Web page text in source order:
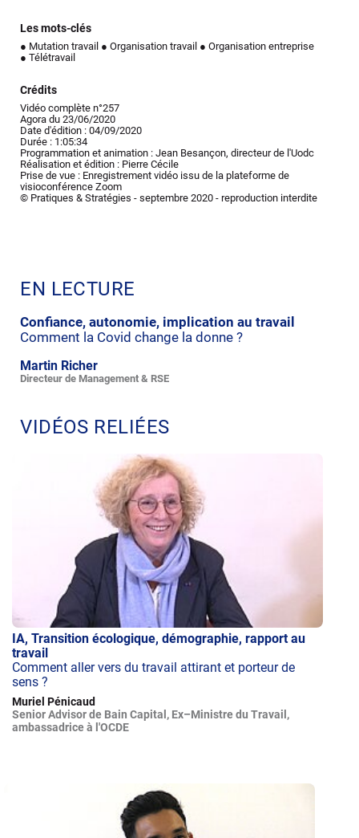
Les mots-clés
● Mutation travail ● Organisation travail ● Organisation entreprise
● Télétravail
Crédits
Vidéo complète n°257
Agora du 23/06/2020
Date d'édition : 04/09/2020
Durée : 1:05:34
Programmation et animation : Jean Besançon, directeur de l'Uodc
Réalisation et édition : Pierre Cécile
Prise de vue : Enregistrement vidéo issu de la plateforme de
visioconférence Zoom
© Pratiques & Stratégies - septembre 2020 - reproduction interdite
EN LECTURE
Confiance, autonomie, implication au travail
Comment la Covid change la donne ?
Martin Richer
Directeur de Management & RSE
VIDÉOS RELIÉES
IA, Transition écologique, démographie, rapport au
travail
Comment aller vers du travail attirant et porteur de
sens ?
Muriel Pénicaud
Senior Advisor de Bain Capital, Ex–Ministre du Travail,
ambassadrice à l'OCDE